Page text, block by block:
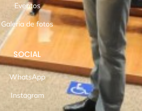
Eventos
Galeria de fotos
SOCIAL
WhatsApp
Instagram